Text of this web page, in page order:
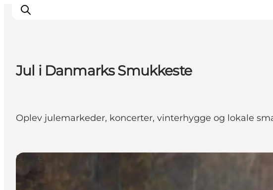
Wat te doen
Accommodaties
Jul i Danmarks Smukkeste
Oplev julemarkeder, koncerter, vinterhygge og lokale
Events